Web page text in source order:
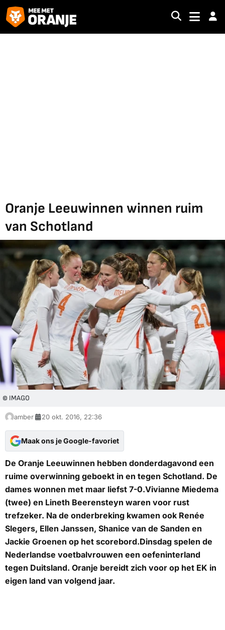
Oranje Leeuwinnen winnen ruim
van Schotland
© IMAGO
amber 20 okt. 2016, 22:36
Maak ons je Google-favoriet
De Oranje Leeuwinnen hebben donderdagavond een
ruime overwinning geboekt in en tegen Schotland. De
dames wonnen met maar liefst 7-0.Vivianne Miedema
(twee) en Lineth Beerensteyn waren voor rust
trefzeker. Na de onderbreking kwamen ook Renée
Slegers, Ellen Janssen, Shanice van de Sanden en
Jackie Groenen op het scorebord.Dinsdag spelen de
Nederlandse voetbalvrouwen een oefeninterland
tegen Duitsland. Oranje bereidt zich voor op het EK in
eigen land van volgend jaar.